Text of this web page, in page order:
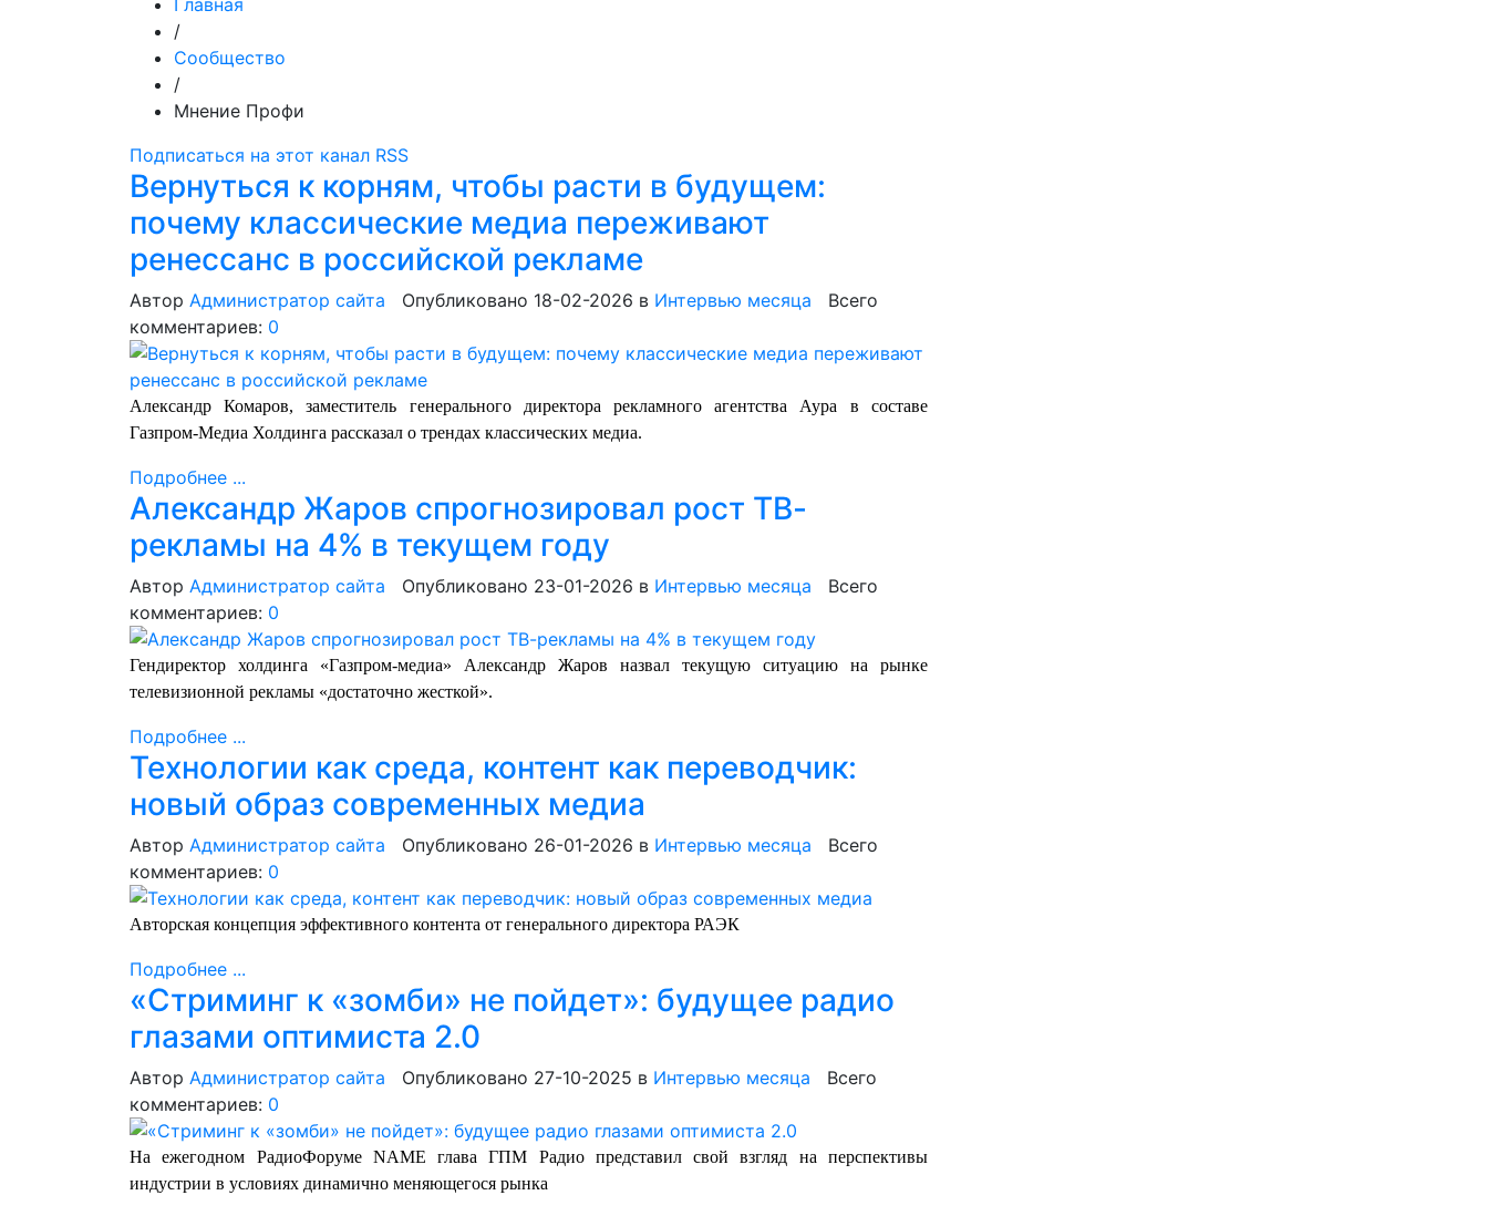
Главная
/
Сообщество
/
Мнение Профи
Подписаться на этот канал RSS
Вернуться к корням, чтобы расти в будущем:
почему классические медиа переживают
ренессанс в российской рекламе
Автор Администратор сайта Опубликовано 18-02-2026 в Интервью месяца Всего
комментариев: 0
Александр Комаров, заместитель генерального директора рекламного агентства Аура в составе
Газпром-Медиа Холдинга рассказал о трендах классических медиа.
Подробнее ...
Александр Жаров спрогнозировал рост ТВ-
рекламы на 4% в текущем году
Автор Администратор сайта Опубликовано 23-01-2026 в Интервью месяца Всего
комментариев: 0
Гендиректор холдинга «Газпром-медиа» Александр Жаров назвал текущую ситуацию на рынке
телевизионной рекламы «достаточно жесткой».
Подробнее ...
Технологии как среда, контент как переводчик:
новый образ современных медиа
Автор Администратор сайта Опубликовано 26-01-2026 в Интервью месяца Всего
комментариев: 0
Авторская концепция эффективного контента от генерального директора РАЭК
Подробнее ...
«Стриминг к «зомби» не пойдет»: будущее радио
глазами оптимиста 2.0
Автор Администратор сайта Опубликовано 27-10-2025 в Интервью месяца Всего
комментариев: 0
На ежегодном РадиоФоруме NAME глава ГПМ Радио представил свой взгляд на перспективы
индустрии в условиях динамично меняющегося рынка